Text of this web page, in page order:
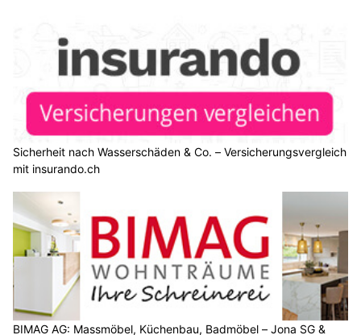
Sicherheit nach Wasserschäden & Co. – Versicherungsvergleich
mit insurando.ch
BIMAG AG: Massmöbel, Küchenbau, Badmöbel – Jona SG &